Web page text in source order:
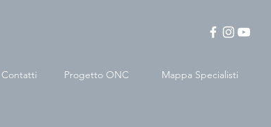
Contatti Progetto ONC Mappa Specialisti